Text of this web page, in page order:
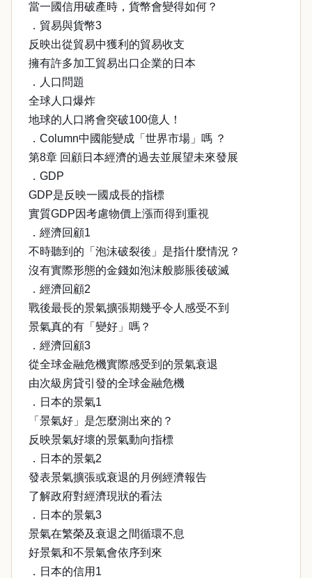
當一國信用破產時，貨幣會變得如何？
．貿易與貨幣3
反映出從貿易中獲利的貿易收支
擁有許多加工貿易出口企業的日本
．人口問題
全球人口爆炸
地球的人口將會突破100億人！
．Column中國能變成「世界市場」嗎 ？
第8章 回顧日本經濟的過去並展望未來發展
．GDP
GDP是反映一國成長的指標
實質GDP因考慮物價上漲而得到重視
．經濟回顧1
不時聽到的「泡沫破裂後」是指什麼情況？
沒有實際形態的金錢如泡沫般膨脹後破滅
．經濟回顧2
戰後最長的景氣擴張期幾乎令人感受不到
景氣真的有「變好」嗎？
．經濟回顧3
從全球金融危機實際感受到的景氣衰退
由次級房貸引發的全球金融危機
．日本的景氣1
「景氣好」是怎麼測出來的？
反映景氣好壞的景氣動向指標
．日本的景氣2
發表景氣擴張或衰退的月例經濟報告
了解政府對經濟現狀的看法
．日本的景氣3
景氣在繁榮及衰退之間循環不息
好景氣和不景氣會依序到來
．日本的信用1